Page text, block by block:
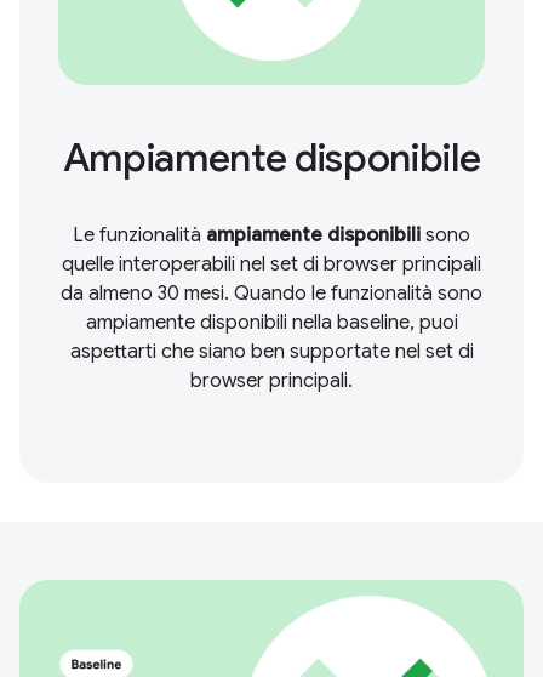
Ampiamente disponibile
Le funzionalità ampiamente disponibili sono
quelle interoperabili nel set di browser principali
da almeno 30 mesi. Quando le funzionalità sono
ampiamente disponibili nella baseline, puoi
aspettarti che siano ben supportate nel set di
browser principali.